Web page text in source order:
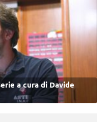
a cura di Davide